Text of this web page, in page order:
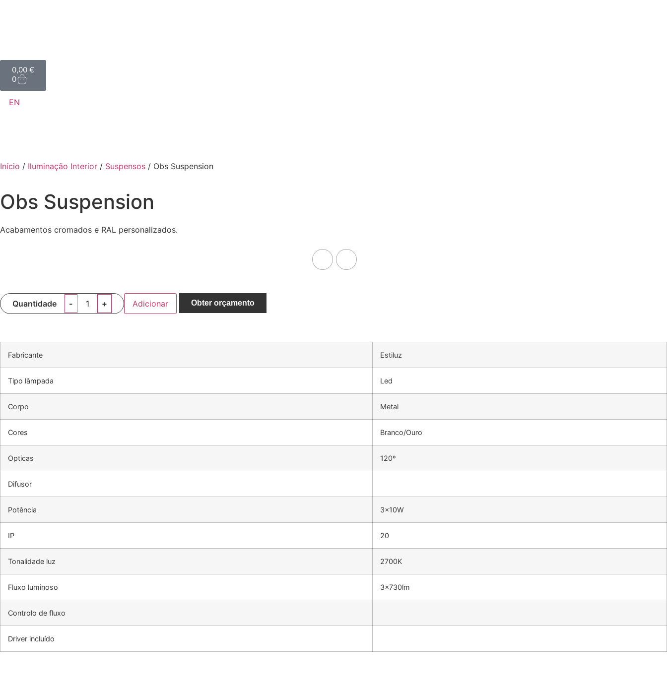
0,00 €
0
EN
Início / Iluminação Interior / Suspensos / Obs Suspension
Obs Suspension
Acabamentos cromados e RAL personalizados.
Quantidade Adicionar Obter orçamento
Fabricante Estiluz
Tipo lâmpada Led
Corpo Metal
Cores Branco/Ouro
Opticas 120º
Difusor
Potência 3x10W
IP 20
Tonalidade luz 2700K
Fluxo luminoso 3x730lm
Controlo de fluxo
Driver incluído